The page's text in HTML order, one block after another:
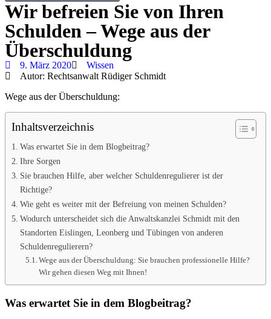
Wir befreien Sie von Ihren
Schulden – Wege aus der
Überschuldung
9. März 2020
Wissen
Autor: Rechtsanwalt Rüdiger Schmidt
Wege aus der Überschuldung:
Inhaltsverzeichnis
Was erwartet Sie in dem Blogbeitrag?
Ihre Sorgen
Sie brauchen Hilfe, aber welcher Schuldenregulierer ist der
Richtige?
Wie geht es weiter mit der Befreiung von meinen Schulden?
Wodurch unterscheidet sich die Anwaltskanzlei Schmidt mit den
Standorten Eislingen, Leonberg und Tübingen von anderen
Schuldenregulierern?
Wege aus der Überschuldung: Sie brauchen professionelle Hilfe?
Wir gehen diesen Weg mit Ihnen!
Was erwartet Sie in dem Blogbeitrag?